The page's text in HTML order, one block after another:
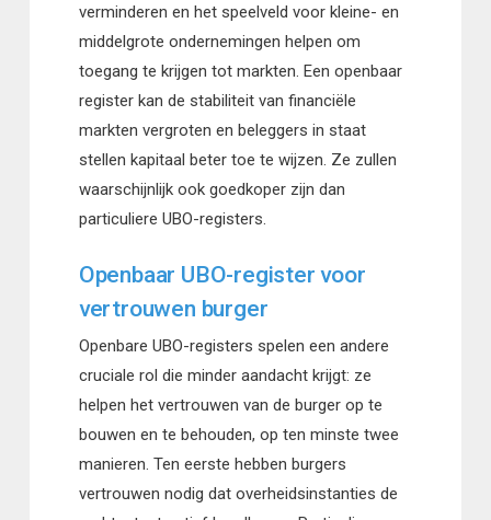
verminderen en het speelveld voor kleine- en
middelgrote ondernemingen helpen om
toegang te krijgen tot markten. Een openbaar
register kan de stabiliteit van financiële
markten vergroten en beleggers in staat
stellen kapitaal beter toe te wijzen. Ze zullen
waarschijnlijk ook goedkoper zijn dan
particuliere UBO-registers.
Openbaar UBO-register voor
vertrouwen burger
Openbare UBO-registers spelen een andere
cruciale rol die minder aandacht krijgt: ze
helpen het vertrouwen van de burger op te
bouwen en te behouden, op ten minste twee
manieren. Ten eerste hebben burgers
vertrouwen nodig dat overheidsinstanties de